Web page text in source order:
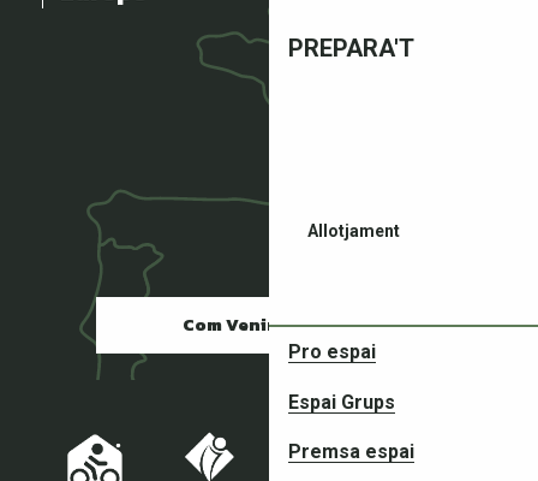
PREPARA'T
Allotjament
Restaurants
Pro espai
Espai Grups
Premsa espai
Com Venir ?